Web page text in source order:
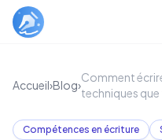
Accueil›Blog›
Comment
techniques
Compétences en écriture